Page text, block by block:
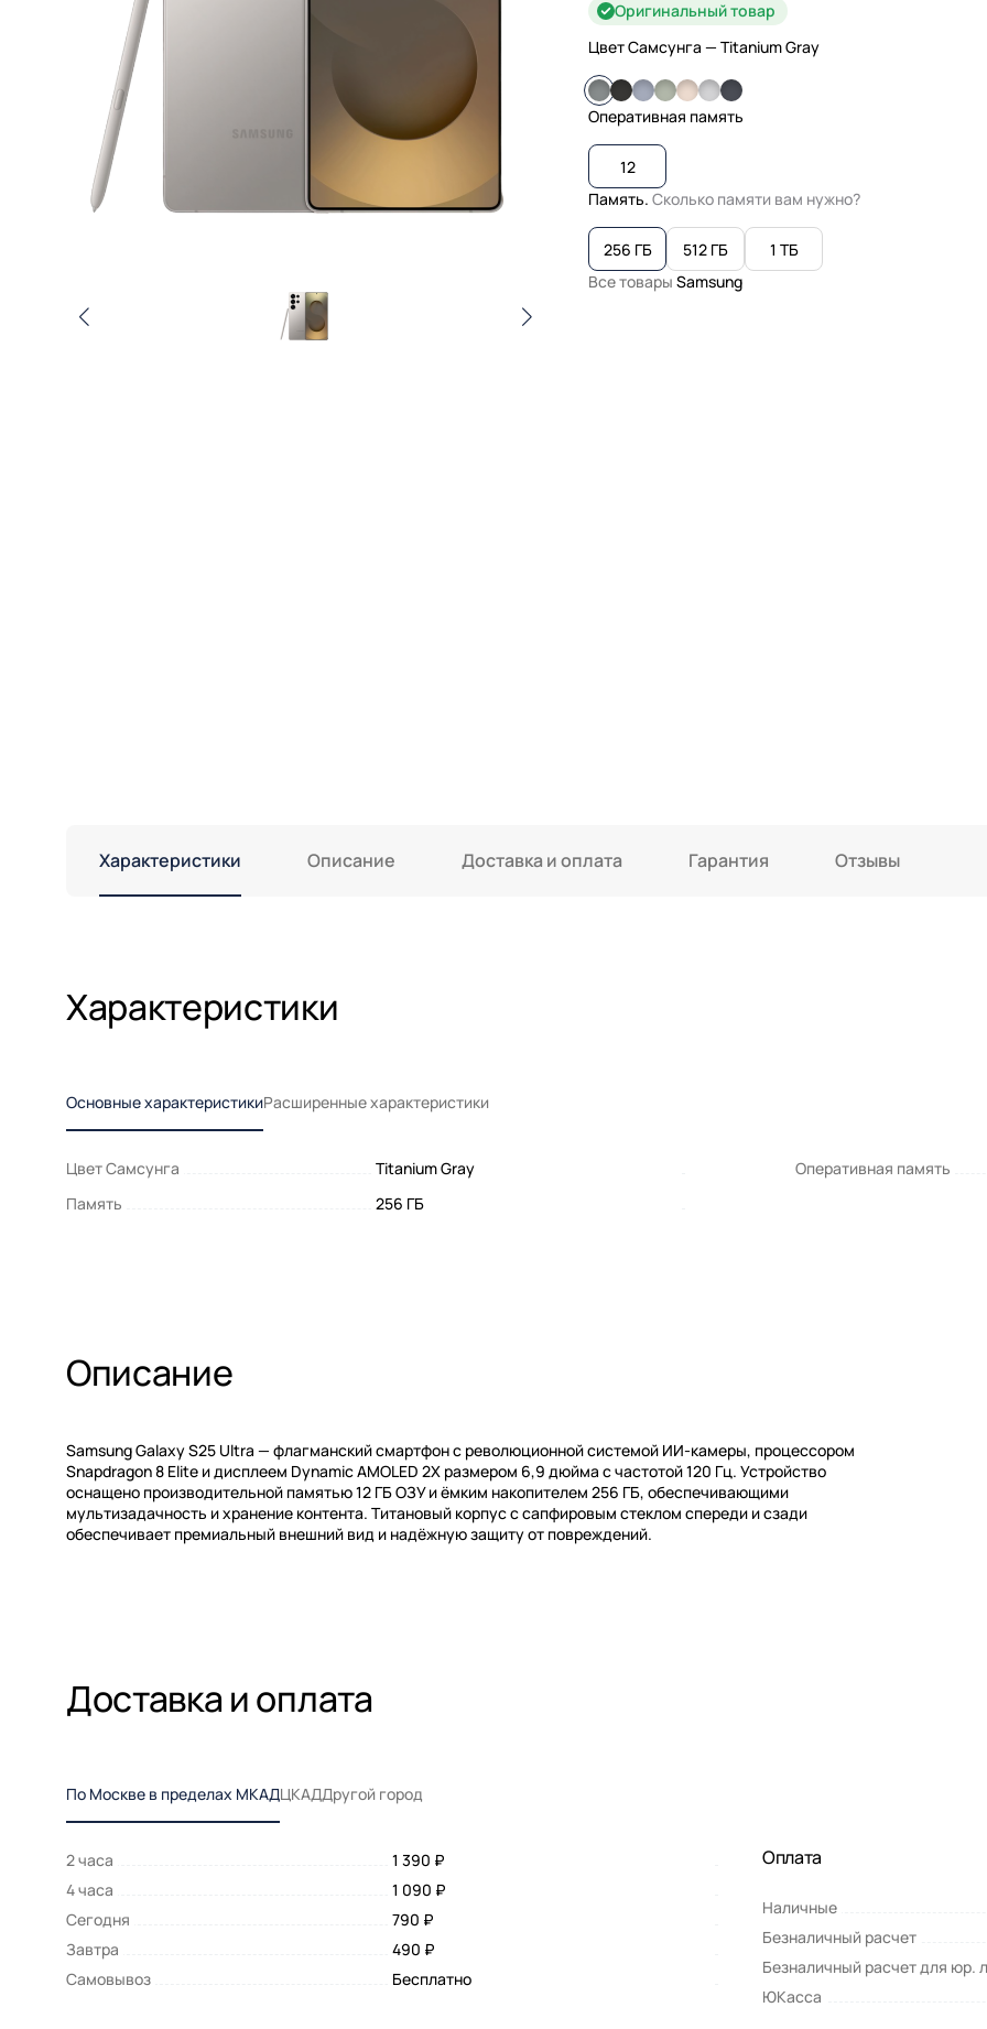
Оригинальный товар
Цвет Самсунга — Titanium Gray
Оперативная память
12
Память. Сколько памяти вам нужно?
256 ГБ 512 ГБ
1 ТБ
Все товары Samsung
Характеристики Описание Доставка и оплата Гарантия Отзывы
Характеристики
Основные характеристикиРасширенные характеристики
Цвет Самсунга Titanium Gray
Оперативная память
Память
256 ГБ
Описание
Samsung Galaxy S25 Ultra — флагманский смартфон с революционной системой ИИ-камеры, процессором
Snapdragon 8 Elite и дисплеем Dynamic AMOLED 2X размером 6,9 дюйма с частотой 120 Гц. Устройство
оснащено производительной памятью 12 ГБ ОЗУ и ёмким накопителем 256 ГБ, обеспечивающими
мультизадачность и хранение контента. Титановый корпус с сапфировым стеклом спереди и сзади
обеспечивает премиальный внешний вид и надёжную защиту от повреждений.
Доставка и оплата
По Москве в пределах МКАДЦКАДДругой город
2 часа
1 390 ₽
4 часа
1 090 ₽
Сегодня
790 ₽
Завтра
490 ₽
Самовывоз
Бесплатно
Оплата
Наличные
Безналичный расчет
Безналичный расчет для юр.
ЮКасса